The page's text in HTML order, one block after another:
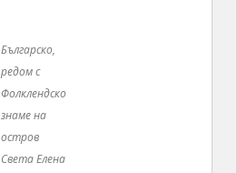
Българско,
редом с
Фолклендско
знаме на
остров
Света Елена